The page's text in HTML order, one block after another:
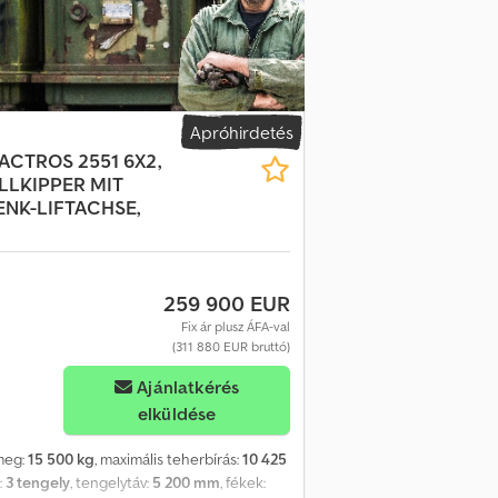
LED raktervilágítás, sínrendszer a
DAB-rádió (digitális rádióvétel),
megnövelt űrtartalom, kormánykerék
az utazási számítógépet, parkoló
ülésként, ülések a vezetőfülkében:
betöltő fedél piros, hővédő üvegezés,
a vezetőoldalon, légzsák az
a tetőcsomaghoz,
Base, vezetőasszisztens rendszer:
210 km/h, italtartó elöl, övfeszítő,
standard dobozos,
Mercedes-Benz
tengelytáv 3430 mm,
6d károsanyag-norma szerint, tolóajtó
(vezető-/utasoldal), biztonsági
rendszerrel (utasoldal),
anyag: félmagas keményrostlemez, vlies
2,80 t Crsdpfxozn D Ure Apnef
Apróhirdetés
2551 6X2,
MIT
LIFTACHSE,
259 900 EUR
Fix ár plusz ÁFA-val
(311 880 EUR bruttó)
Ajánlatkérés
elküldése
15 500 kg, maximális teherbírás:10 425
3 tengely, tengelytáv: 5 200 mm, fékek: